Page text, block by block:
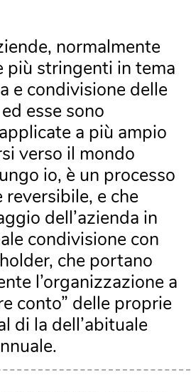
normalmente
più stringenti in tema
e condivisione delle
esse sono
a più ampio
verso il mondo
io, è un processo
e che
dell’azienda in
condivisione con
che portano
l’organizzazione a
conto” delle proprie
di la dell’abituale